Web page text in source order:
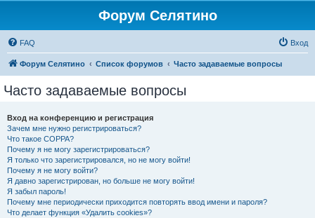
Форум Селятино
FAQ Вход
Форум Селятино Список форумов Часто задаваемые вопросы
Часто задаваемые вопросы
Вход на конференцию и регистрация
Зачем мне нужно регистрироваться?
Что такое COPPA?
Почему я не могу зарегистрироваться?
Я только что зарегистрировался, но не могу войти!
Почему я не могу войти?
Я давно зарегистрирован, но больше не могу войти!
Я забыл пароль!
Почему мне периодически приходится повторять ввод имени и пароля?
Что делает функция «Удалить cookies»?